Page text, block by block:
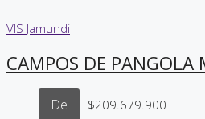
VIS Jamundi
CAMPOS DE PANGOLA
De $209.679.900